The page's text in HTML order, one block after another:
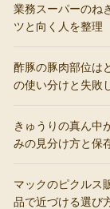
業務スーパーのね
ツと向く人を整理
酢豚の豚肉部位は
の使い分けと失敗
きゅうりの真ん中
みの見分け方と保
マックのピクルス
品で近づける選び